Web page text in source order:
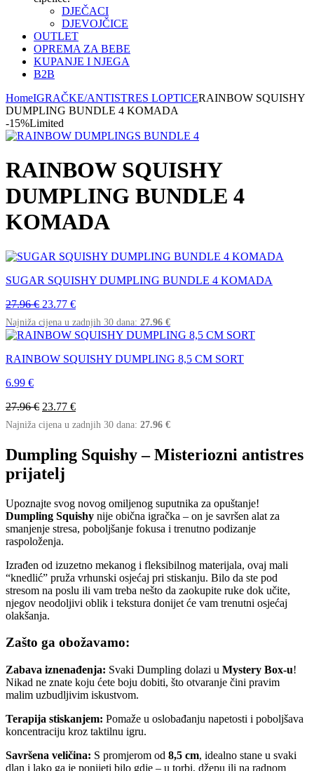
DJEČACI
DJEVOJČICE
OUTLET
OPREMA ZA BEBE
KUPANJE I NJEGA
B2B
HomeIGRAČKE/ANTISTRES LOPTICERAINBOW SQUISHY
DUMPLING BUNDLE 4 KOMADA
-15%Limited
RAINBOW SQUISHY
DUMPLING BUNDLE 4
KOMADA
SUGAR SQUISHY DUMPLING BUNDLE 4 KOMADA
27.96€ 23.77 €
Najniža cijena u zadnjih 30 dana: 27.96 €
RAINBOW SQUISHY DUMPLING 8,5 CM SORT
6.99 €
27.96€ 23.77 €
Najniža cijena u zadnjih 30 dana: 27.96 €
Dumpling Squishy – Misteriozni antistres
prijatelj
Upoznajte svog novog omiljenog suputnika za opuštanje!
Dumpling Squishy nije obična igračka – on je savršen alat za
smanjenje stresa, poboljšanje fokusa i trenutno podizanje
raspoloženja.
Izrađen od izuzetno mekanog i fleksibilnog materijala, ovaj mali
“knedlić” pruža vrhunski osjećaj pri stiskanju. Bilo da ste pod
stresom na poslu ili vam treba nešto da zaokupite ruke dok učite,
njegov neodoljivi oblik i tekstura donijet će vam trenutni osjećaj
olakšanja.
Zašto ga obožavamo:
Zabava iznenađenja: Svaki Dumpling dolazi u Mystery Box-u!
Nikad ne znate koju ćete boju dobiti, što otvaranje čini pravim
malim uzbudljivim iskustvom.
Terapija stiskanjem: Pomaže u oslobađanju napetosti i poboljšava
koncentraciju kroz taktilnu igru.
Savršena veličina: S promjerom od 8,5 cm, idealno stane u svaki
dlan i lako ga je ponijeti bilo gdje – u torbi, džepu ili na radnom